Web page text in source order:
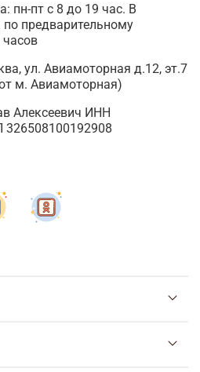
пн-пт с 8 до 19 час. В
предварительному
ул. Авиамоторная д.12, эт.7
м. Авиамоторная)
Алексеевич ИНН